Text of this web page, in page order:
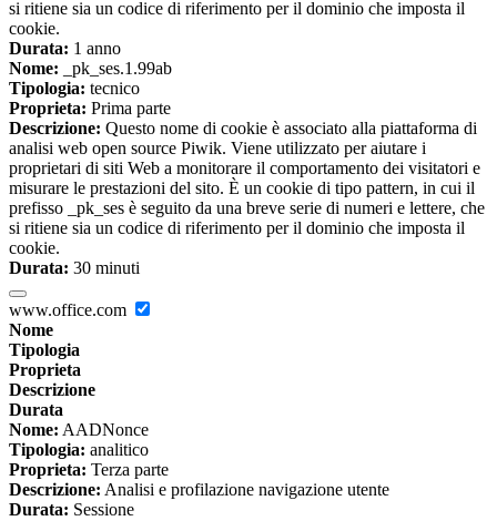
si ritiene sia un codice di riferimento per il dominio che imposta il
cookie.
Durata: 1 anno
Nome: _pk_ses.1.99ab
Tipologia: tecnico
Proprieta: Prima parte
Descrizione: Questo nome di cookie è associato alla piattaforma di
analisi web open source Piwik. Viene utilizzato per aiutare i
proprietari di siti Web a monitorare il comportamento dei visitatori e
misurare le prestazioni del sito. È un cookie di tipo pattern, in cui il
prefisso _pk_ses è seguito da una breve serie di numeri e lettere, che
si ritiene sia un codice di riferimento per il dominio che imposta il
cookie.
Durata: 30 minuti
www.office.com
Nome
Tipologia
Proprieta
Descrizione
Durata
Nome: AADNonce
Tipologia: analitico
Proprieta: Terza parte
Descrizione: Analisi e profilazione navigazione utente
Durata: Sessione